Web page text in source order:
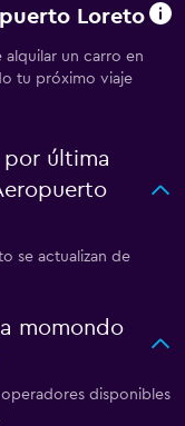
Loreto
alquilar un carro en
tu próximo viaje
por última
se actualizan de
momondo
disponibles